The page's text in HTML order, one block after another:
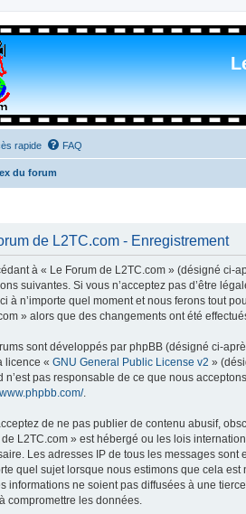
rapide FAQ
du forum
de L2TC.com - Enregistrement
à « Le Forum de L2TC.com » (désigné ci-
suivantes. Si vous n’acceptez pas d’être
à n’importe quel moment et nous ferons tout
» alors que des changements ont été
sont développés par phpBB (désigné ci-
licence « GNU General Public License v2 »
n’est pas responsable de ce que nous
.
de ne pas publier de contenu abusif,
de L2TC.com » est hébergé ou les lois
Les adresses IP de tous les messages
quel sujet lorsque nous estimons que cela
informations ne soient pas diffusées à une
compromettre les données.